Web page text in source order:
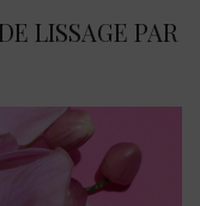
LISSAGE PAR